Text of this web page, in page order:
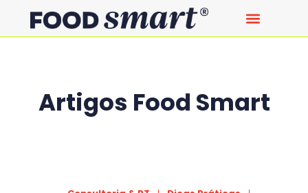
Artigos Food Smart